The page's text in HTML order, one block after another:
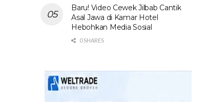
Baru! Video Cewek Jilbab Cantik
Asal Jawa di Kamar Hotel
Hebohkan Media Sosial
0 SHARES